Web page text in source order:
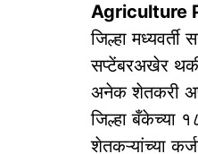
Agriculture
जिल्हा
सप्टेंबरअखेर
अनेक शेतकरी
जिल्हा बँकेच्या
शेतकऱ्यांच्या